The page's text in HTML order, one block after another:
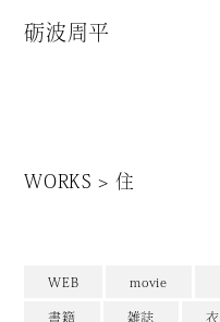
砺波周平
WORKS ＞ 住
WEB movie
書籍 雑誌 衣